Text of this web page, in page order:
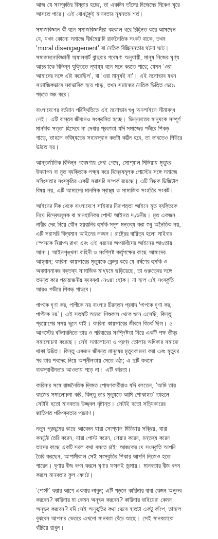
আজ যে সংস্কৃতির বিস্তার হচ্ছে, তা একদিন তাঁদের নিজেদের দিকেও ঘুরে
আসতে পারে। এই বোধটুকুই মানবতার ন্যূনতম শর্ত।
সমাজবিজ্ঞান কী বলে সমাজবিজ্ঞানীরা বহুকাল ধরে চিহ্নিত করে আসছেন
যে, যখন কোনো সমাজে দীর্ঘমেয়াদি রাজনৈতিক সংকট থাকে, তখন
‘moral disengagement’ বা নৈতিক বিচ্ছিন্নতার ঘটনা ঘটে।
সমাজমনোবিজ্ঞানী অ্যালবার্ট বান্দুরার গবেষণা অনুযায়ী, মানুষ নিজের ঘৃণ্য
আচরণকে বিভিন্ন যুক্তিতে ন্যায্য বলে মনে করতে পারে; যেমন ‘ওরা
আমাদের সঙ্গে এটা করেছিল’, বা ‘ওরা মানুষই না’। এই মনোভাব যখন
সামাজিকভাবে স্বাভাবিক হয়ে পড়ে, তখন সমাজের নৈতিক ভিত্তি ভেঙে
পড়তে শুরু করে।
বাংলাদেশের বর্তমান পরিস্থিতিতে এই মনোভাব শুধু অনলাইনে সীমাবদ্ধ
নেই। এটি বাস্তব জীবনেও সংক্রমিত হচ্ছে। ভিন্নমতের মানুষকে সম্পূর্ণ
মানবিক সত্তা হিসেবে না দেখার প্রবণতা যদি সমাজের গভীরে শিকড়
গাড়ে, তাহলে ভবিষ্যতের সহাবস্থান কতটা কঠিন হবে, তা ভাবতেও শিউরে
উঠতে হয়।
আন্তর্জাতিক বিভিন্ন গবেষণায় দেখা গেছে, সোশ্যাল মিডিয়ায় মৃত্যুর
উদযাপন বা মৃত ব্যক্তিকে লক্ষ্য করে বিদ্বেষমূলক পোস্টের সঙ্গে সমাজে
সহিংসতার সংস্কৃতির একটি সরাসরি সম্পর্ক রয়েছে। এটি নিছক ডিজিটাল
বিষয় নয়, এটি আমাদের মানসিক স্বাস্থ্য ও সামাজিক সংহতির সংকট।
আইনের দিক থেকে বাংলাদেশে সাইবার নিরাপত্তা আইনে মৃত ব্যক্তিকে
নিয়ে বিদ্বেষমূলক বা মানহানিকর পোস্ট আইনত দণ্ডনীয়। মৃত একজন
নারীর দেহ নিয়ে যৌন হয়রানির হুমকি-সদৃশ মন্তব্য করা শুধু অনৈতিক নয়,
এটি সরাসরি বিদ্যমান আইনের লঙ্ঘন। রাষ্ট্রের দায়িত্ব হলো সাইবার
স্পেসকে নিরাপদ রাখা এবং এই ধরনের অপরাধীদের আইনের আওতায়
আনা। আইনশৃঙ্খলা বাহিনী ও সংশ্লিষ্ট কর্তৃপক্ষের কাছে আমাদের
আহ্বান; কারিনা কায়সারের মৃত্যুকে কেন্দ্র করে যে ধর্ষণের হুমকি ও
অবমাননাকর বক্তব্য সামাজিক মাধ্যমে ছড়িয়েছে, তা গুরুত্বের সঙ্গে
তদন্ত করে প্রয়োজনীয় ব্যবস্থা নেওয়া হোক। না হলে এই সংস্কৃতি
আরও গভীরে শিকড় গাড়বে।
পাপকে ঘৃণা কর, পাপীকে নয় বাংলার চিরন্তন প্রবাদ ‘পাপকে ঘৃণা কর,
পাপীকে নয়’। এই সত্যটি আমরা শিশুকাল থেকে শুনে এসেছি, কিন্তু
প্রয়োগের সময় ভুলে যাই। কারিনা কায়সারের জীবনে বিতর্ক ছিল। ৫
আগস্টের ঘটনাবলিতে তার ও পরিবারের সংশ্লিষ্টতা নিয়ে একটি পক্ষ তীব্র
সমালোচনা করেছে। সেই সমালোচনা ও প্রশ্ন তোলার অধিকার সমাজে
থাকা উচিত। কিন্তু একজন জীবন্ত মানুষের মৃত্যুকামনা করা এবং মৃত্যুর
পর তার শবদেহ নিয়ে অশ্লীলতায় মেতে ওঠা; এ দুটি কখনো
বাকস্বাধীনতার আওতায় পড়ে না। এটি বর্বরতা।
কারিনার সঙ্গে রাজনৈতিক দ্বিমত পোষণকারীরাও যদি বলতেন, ‘আমি তার
কাজের সমালোচনা করি, কিন্তু তার মৃত্যুতে আমি শোকাহত’ তাহলে
সেটাই হতো মানবতার উজ্জ্বল দৃষ্টান্ত। সেটাই হতো সত্যিকারের
জাতিগত পরিপক্বতার প্রমাণ।
নতুন প্রজন্মের কাছে আবেদন যারা সোশ্যাল মিডিয়ায় সক্রিয়, যারা
কনটেন্ট তৈরি করেন, যারা পোস্ট করেন, শেয়ার করেন, মন্তব্য করেন
তাদের কাছে একটি সরল কথা বলতে চাই: আজকের যে সংস্কৃতি আপনি
তৈরি করছেন, আগামীকাল সেই সংস্কৃতির শিকার আপনি নিজেও হতে
পারেন। ঘৃণার বীজ বপন করলে ঘৃণার ফসলই জন্মায়। মানবতার বীজ বপন
করলে মানবতার ফুল ফোটে।
‘পোস্ট’ করার আগে একবার ভাবুন; এটি পড়লে কারিনার বাবা কেমন অনুভব
করবেন? কারিনার মা কেমন অনুভব করবেন? কারিনার ভাইয়েরা কেমন
অনুভব করবেন? যদি সেই অনুভূতির কথা ভেবে হাতটা একটু কাঁপে, তাহলে
বুঝবেন আপনার ভেতরে এখনো মানবতা বেঁচে আছে। সেই মানবতাকে
বাঁচিয়ে রাখুন।